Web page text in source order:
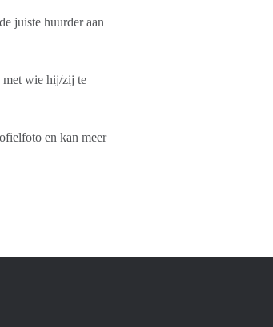
juiste huurder aan
met wie hij/zij te
en kan meer